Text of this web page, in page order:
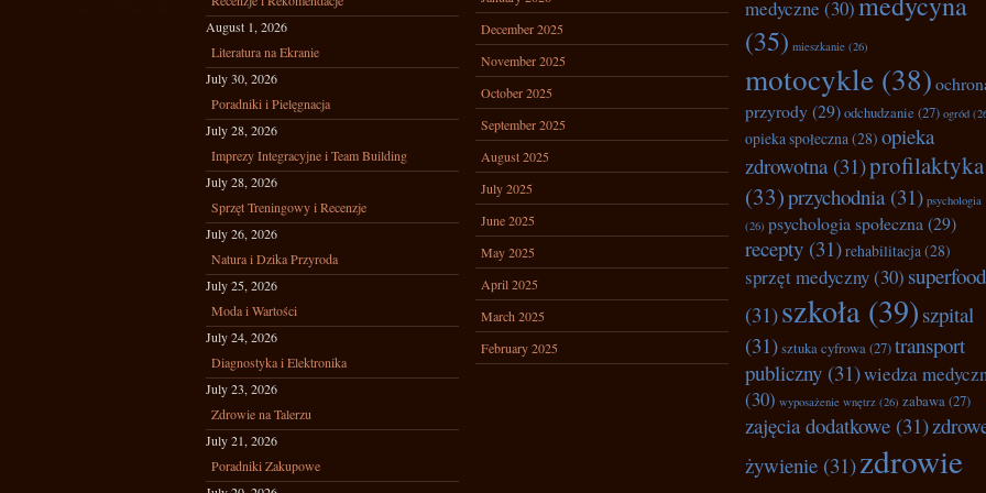
August 1, 2026
Literatura na Ekranie
July 30, 2026
Poradniki i Pielęgnacja
July 28, 2026
Imprezy Integracyjne i Team Building
July 28, 2026
Sprzęt Treningowy i Recenzje
July 26, 2026
Natura i Dzika Przyroda
July 25, 2026
Moda i Wartości
July 24, 2026
Diagnostyka i Elektronika
July 23, 2026
Zdrowie na Talerzu
July 21, 2026
Poradniki Zakupowe
December 2025
November 2025
October 2025
September 2025
August 2025
July 2025
June 2025
May 2025
April 2025
March 2025
February 2025
medyczne (30)
(35) mieszkanie (26)
motocykle (38)
przyrody(29)odchudzanie (27) ogród
opieka społeczna(28) opieka
zdrowotna(31)profilaktyka
(33)przychodnia(31) psychologia
(26) psychologia społeczna (29)
recepty (31)rehabilitacja(28)
sprzęt medyczny(30)
(31)szkoła (39) szpital
(31)sztuka cyfrowa(27)transport
publiczny (31)wiedza
(30) wyposażenie wnętrz (26) zabawa(27)
zajęcia dodatkowe (31)
żywienie (31)zdrowie